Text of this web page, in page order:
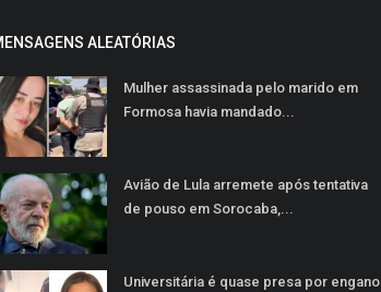
ALEATÓRIAS
Mulher assassinada pelo marido em
Formosa havia mandado...
Avião de Lula arremete após tentativa
de pouso em Sorocaba,...
Universitária é quase presa por engano